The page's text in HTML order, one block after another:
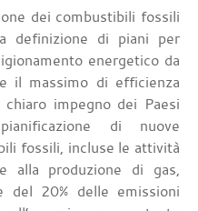
dei combustibili fossili
definizione di piani per
energetico da
il massimo di efficienza
impegno dei Paesi
di nuove
fossili, incluse le attività
alla produzione di gas,
del 20% delle emissioni